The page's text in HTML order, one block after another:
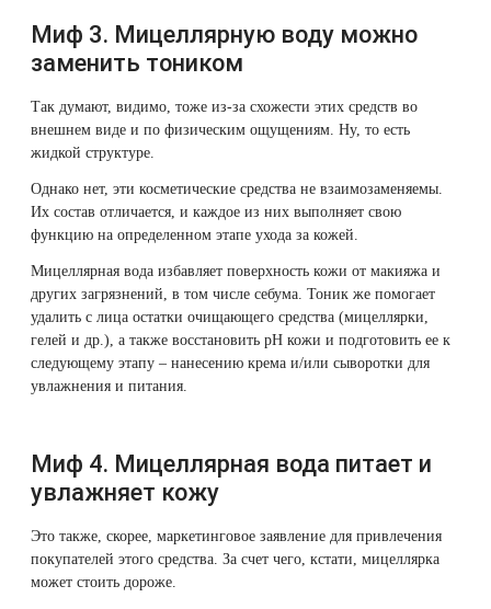
Миф 3. Мицеллярную воду можно
заменить тоником
Так думают, видимо, тоже из-за схожести этих средств во
внешнем виде и по физическим ощущениям. Ну, то есть
жидкой структуре.
Однако нет, эти косметические средства не взаимозаменяемы.
Их состав отличается, и каждое из них выполняет свою
функцию на определенном этапе ухода за кожей.
Мицеллярная вода избавляет поверхность кожи от макияжа и
других загрязнений, в том числе себума. Тоник же помогает
удалить с лица остатки очищающего средства (мицеллярки,
гелей и др.), а также восстановить pH кожи и подготовить ее к
следующему этапу – нанесению крема и/или сыворотки для
увлажнения и питания.
Миф 4. Мицеллярная вода питает и
увлажняет кожу
Это также, скорее, маркетинговое заявление для привлечения
покупателей этого средства. За счет чего, кстати, мицеллярка
может стоить дороже.